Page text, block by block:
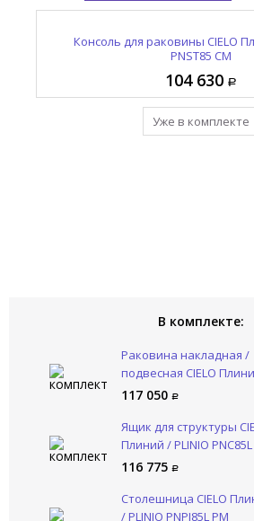
Консоль для раковины CIELO
PNST85 CM
104 630
Уже в комплекте
Раковина накладная / подвесная
PLINIO PNLA85SF PM
117 050
Уже в комплекте
В комплекте:
Раковина накладная /
подвесная CIELO
PLINIO PNLA85SF PM
117 050
Ящик для структуры
Плиний / PLINIO PNC85L
116 775
Столешница CIELO
/ PLINIO PNPI85L PM